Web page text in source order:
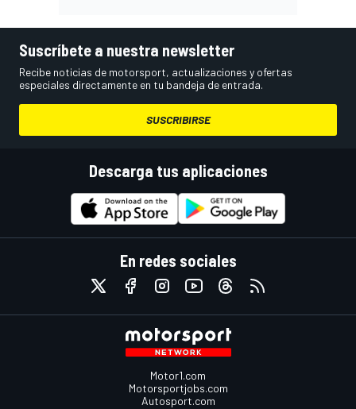
Suscríbete a nuestra newsletter
Recibe noticias de motorsport, actualizaciones y ofertas
especiales directamente en tu bandeja de entrada.
SUSCRIBIRSE
Descarga tus aplicaciones
En redes sociales
Motor1.com
Motorsportjobs.com
Autosport.com